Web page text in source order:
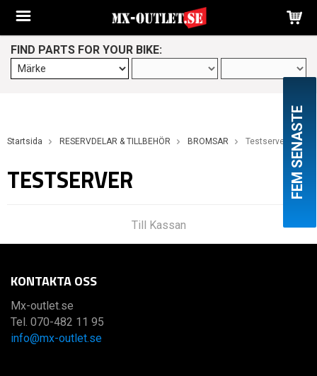
FIND PARTS FOR YOUR BIKE:
Startsida RESERVDELAR & TILLBEHÖR BROMSAR Testserver
TESTSERVER
Till Kassan
FEM SENASTE
KONTAKTA OSS
Mx-outlet.se
Tel. 070-482 11 95
info@mx-outlet.se